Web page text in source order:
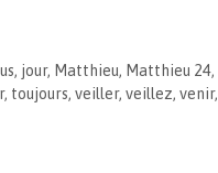
, jour, Matthieu, Matthieu 24,
, toujours, veiller, veillez, venir,